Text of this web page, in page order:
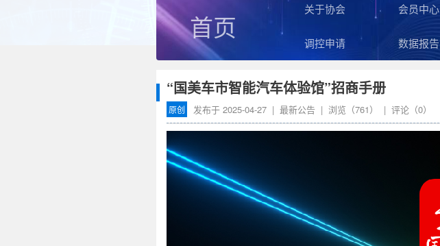
首页
关于协会 会员中心
调控申请 数据报告
“国美车市智能汽车体验馆”招商手册
原创 发布于2025-04-27 |最新公告 | 浏览（761） | 评论（0）